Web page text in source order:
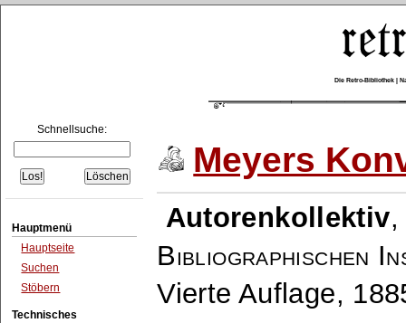
Die Retro-Bibliothek |
Schnellsuche:
Hauptmenü
Hauptseite
Suchen
Stöbern
Technisches
Meyers
Autorenkollektiv
Bibliographischen
Vierte Auflage,